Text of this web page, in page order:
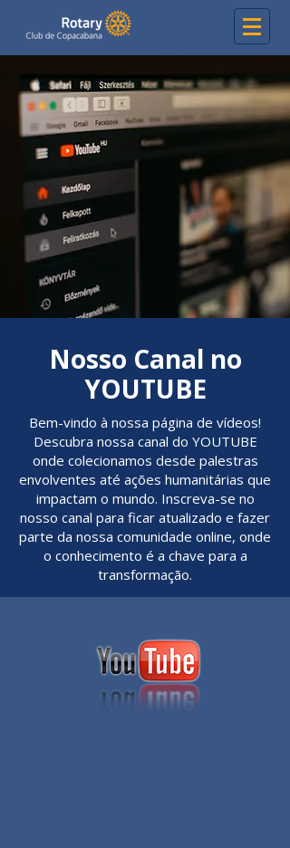
​Nosso Canal no
YOUTUBE
Bem-vindo à nossa página de vídeos!
Descubra nossa canal do YOUTUBE
onde colecionamos desde palestras
envolventes até ações humanitárias que
impactam o mundo. Inscreva-se no
nosso canal para ficar atualizado e fazer
parte da nossa comunidade online, onde
o conhecimento é a chave para a
transformação.